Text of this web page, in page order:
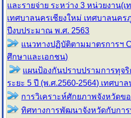
และรายจ่าย ระหว่าง 3 หน่วยงาน(
เทศบาลนครเชียงใหม่ เทศบาลนคร
ปีงบประมาณ พ.ศ. 2563
แนวทางปฏิบัติตามมาตรการฯ
ศึกษาและเอกชน)
แผนป้องกันปราบปรามการทุจ
ระยะ 5 ปี (พ.ศ.2560-2564) เทศบ
การวิเคราะห์ศักยภาพจังหวัดข
ทิศทางการพัฒนาจังหวัดกับกา